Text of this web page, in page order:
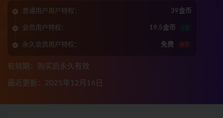
普通用户用户特权： 39金币
会员用户特权： 19.5金币 5折
永久会员用户特权： 免费 推荐
有效期：购买后永久有效
最近更新：2025年12月16日